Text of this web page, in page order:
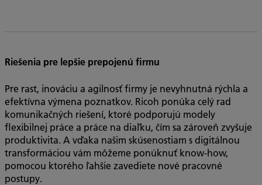
Riešenia pre lepšie prepojenú firmu
Pre rast, inováciu a agilnosť firmy je nevyhnutná rýchla a
efektívna výmena poznatkov. Ricoh ponúka celý rad
komunikačných riešení, ktoré podporujú modely
flexibilnej práce a práce na diaľku, čím sa zároveň zvyšuje
produktivita. A vďaka našim skúsenostiam s digitálnou
transformáciou vám môžeme ponúknuť know-how,
pomocou ktorého ľahšie zavediete nové pracovné
postupy.